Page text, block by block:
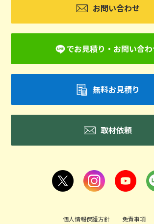
お問い合わせ
でお見積り・お問い合
無料お見積り
取材依頼
個人情報保護方針 免責事項